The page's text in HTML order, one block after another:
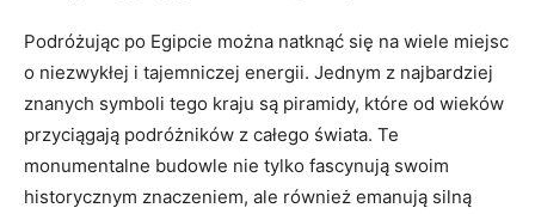
Podróżując po Egipcie można⁤ natknąć ‌się na ​wiele miejsc
⁤o niezwykłej i‌ tajemniczej⁣ energii. Jednym​ z najbardziej
⁢znanych symboli⁢ tego kraju są piramidy, które od wieków
przyciągają podróżników z‍ całego⁤ świata. Te
monumentalne ‍budowle nie⁢ tylko fascynują swoim​
historycznym znaczeniem, ‌ale również⁢ emanują silną